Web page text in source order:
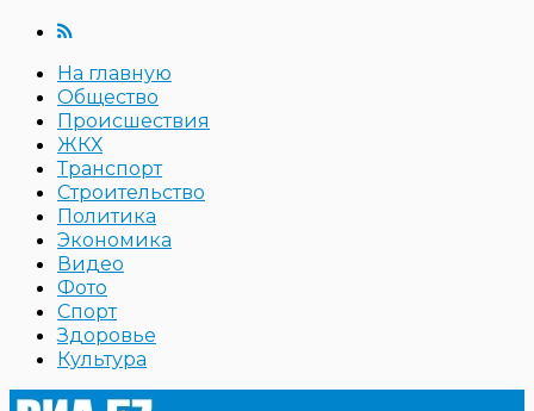
На главную
Общество
Происшествия
ЖКХ
Транспорт
Строительство
Политика
Экономика
Видео
Фото
Спорт
Здоровье
Культура